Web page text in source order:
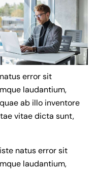
error sit
laudantium,
ab illo inventore
vitae dicta sunt,
natus error sit
laudantium,